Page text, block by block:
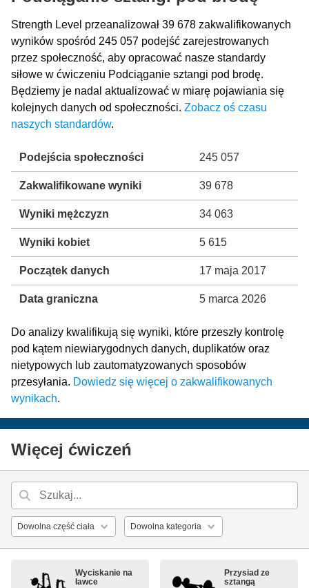
Strength Level przeanalizował 39 678 zakwalifikowanych
wyników spośród 245 057 podejść zarejestrowanych
przez społeczność, aby opracować nasze standardy
siłowe w ćwiczeniu Podciąganie sztangi pod brodę.
Będziemy je nadal aktualizować w miarę pojawiania się
kolejnych danych od społeczności. Zobacz oś czasu
naszych standardów.
Podejścia społeczności 245 057
Zakwalifikowane wyniki 39 678
Wyniki mężczyzn 34 063
Wyniki kobiet 5 615
Początek danych 17 maja 2017
Data graniczna 5 marca 2026
Do analizy kwalifikują się wyniki, które przeszły kontrolę
pod kątem niewiarygodnych danych, duplikatów oraz
nietypowych lub zautomatyzowanych sposobów
przesyłania. Dowiedz się więcej o zakwalifikowanych
wynikach.
Więcej ćwiczeń
Wyciskanie na
ławce
Przysiad ze
sztangą